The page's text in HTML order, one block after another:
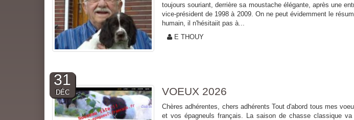
toujours souriant, derrière sa moustache élégante, après une
vice-président de 1998 à 2009. On ne peut évidemment le
humain, il n'hésitaiit pas à...
E THOUY
31
DÉC VOEUX 2026
Chères adhérentes, chers adhérents Tout d'abord tous mes
et vos épagneuls français. La saison de chasse classique